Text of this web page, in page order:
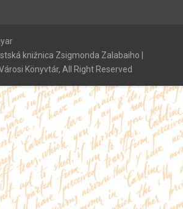
knižnica Zsigmonda Zalabaiho |
Könyvtár, All Right Reserved